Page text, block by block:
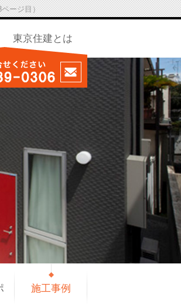
ージ目）
東京住建とは
施工事例